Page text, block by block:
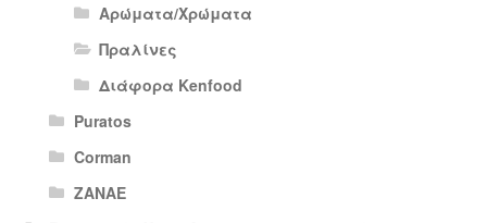
Αρώματα/Χρώματα
Πραλίνες
Διάφορα Kenfood
Puratos
Corman
ΖΑΝΑΕ